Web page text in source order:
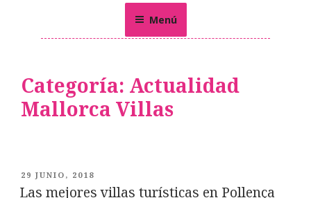
vacaciones en Mallorca
Menú
Categoría: Actualidad
Mallorca Villas
PUBLICADO
EL
29 JUNIO, 2018
Las mejores villas turísticas en Pollença